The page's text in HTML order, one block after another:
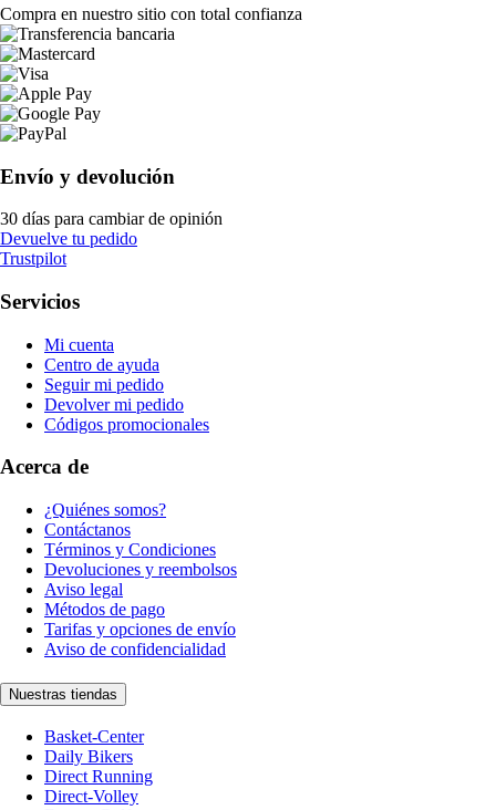
Compra en nuestro sitio con total confianza
Envío y devolución
30 días para cambiar de opinión
Devuelve tu pedido
Trustpilot
Servicios
Mi cuenta
Centro de ayuda
Seguir mi pedido
Devolver mi pedido
Códigos promocionales
Acerca de
¿Quiénes somos?
Contáctanos
Términos y Condiciones
Devoluciones y reembolsos
Aviso legal
Métodos de pago
Tarifas y opciones de envío
Aviso de confidencialidad
Nuestras tiendas
Basket-Center
Daily Bikers
Direct Running
Direct-Volley